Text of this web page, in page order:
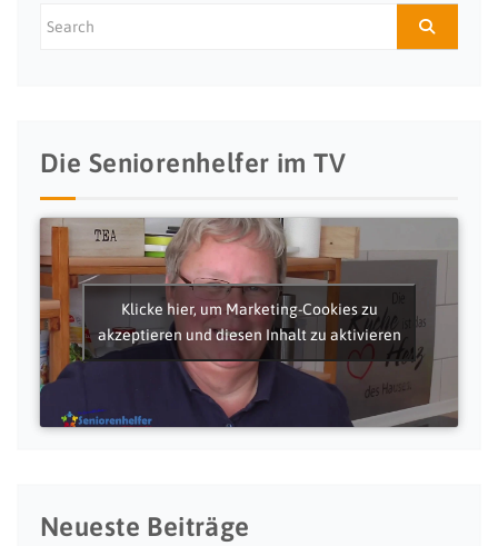
Die Seniorenhelfer im TV
Klicke hier, um Marketing-Cookies zu
akzeptieren und diesen Inhalt zu aktivieren
Neueste Beiträge